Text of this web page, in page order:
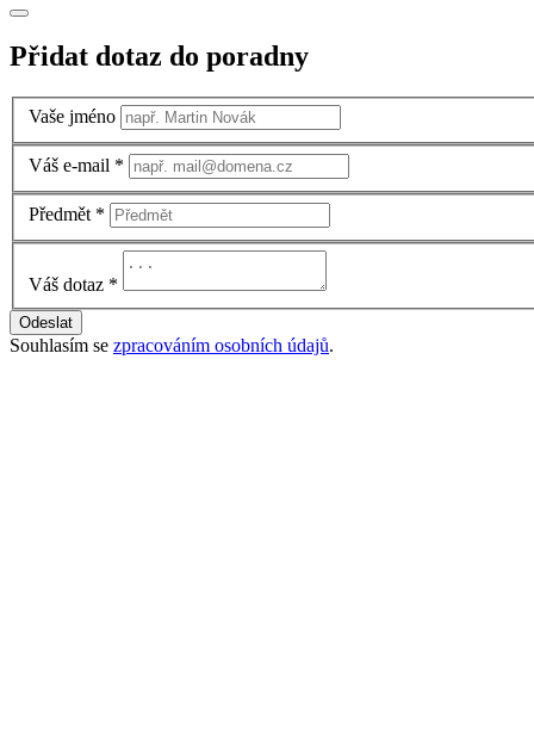
Přidat dotaz do poradny
Vaše jméno
Váš e-mail *
Předmět *
Váš dotaz *
Odeslat
Souhlasím se zpracováním osobních údajů.